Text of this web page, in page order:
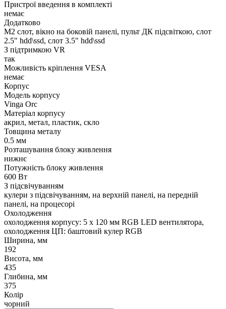
Пристрої введення в комплекті
немає
Додатково
M2 слот, вікно на боковій панелі, пульт ДК підсвіткою, слот
2.5" hdd\ssd, слот 3.5" hdd\ssd
З підтримкою VR
так
Можливість кріплення VESA
немає
Корпус
Модель корпусу
Vinga Orc
Матеріал корпусу
акрил, метал, пластик, скло
Товщина металу
0.5 мм
Розташування блоку живлення
нижнє
Потужність блоку живлення
600 Вт
З підсвічуванням
кулери з підсвічуванням, на верхній панелі, на передній
панелі, на процесорі
Охолодження
охолодження корпусу: 5 x 120 мм RGB LED вентилятора,
охолодження ЦП: баштовий кулер RGB
Ширина, мм
192
Висота, мм
435
Глибина, мм
375
Колір
чорний